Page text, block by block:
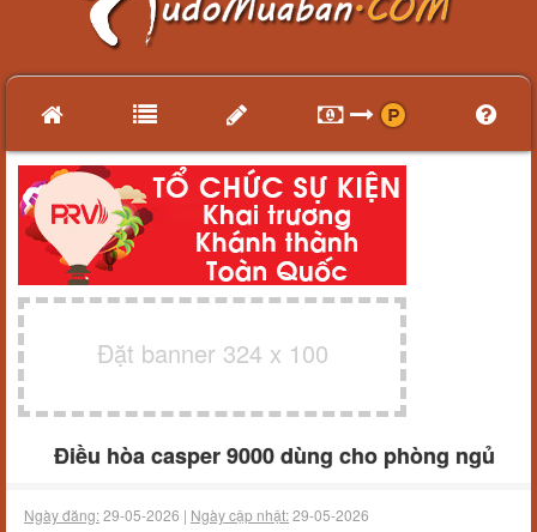
Đặt banner 324 x 100
Điều hòa casper 9000 dùng cho phòng ngủ
Ngày đăng:29-05-2026 | Ngày cập nhật:29-05-2026